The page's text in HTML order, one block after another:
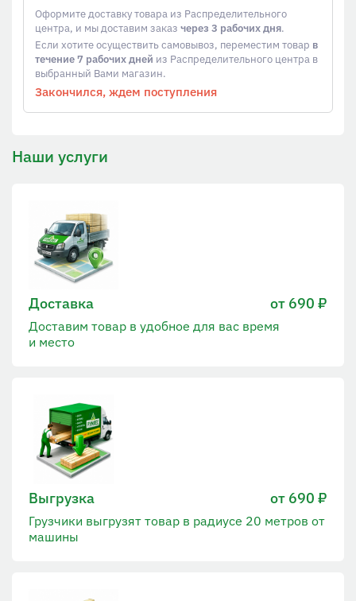
Оформите доставку товара из Распределительного
центра, и мы доставим заказ через 3 рабочих дня.
Если хотите осуществить самовывоз, переместим товар в
течение 7 рабочих дней из Распределительного центра в
выбранный Вами магазин.
Закончился, ждем поступления
Наши услуги
Доставка от 690 ₽
Доставим товар в удобное для вас время
и место
Выгрузка от 690 ₽
Грузчики выгрузят товар в радиусе 20 метров от
машины